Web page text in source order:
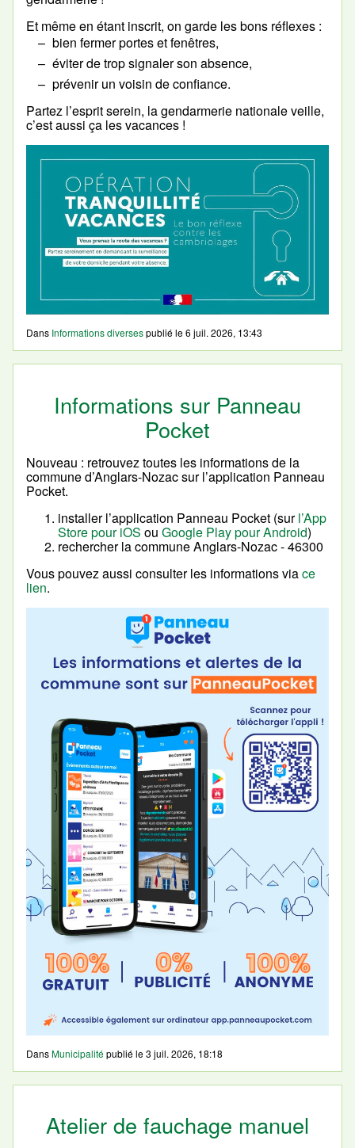
Et même en étant inscrit, on garde les bons réflexes :
bien fermer portes et fenêtres,
éviter de trop signaler son absence,
prévenir un voisin de confiance.
Partez l’esprit serein, la gendarmerie nationale veille,
c’est aussi ça les vacances !
Dans Informations diversespublié le6 juil. 2026, 13:43
Informations sur Panneau
Pocket
Nouveau : retrouvez toutes les informations de la
commune d’Anglars-Nozac sur l’application Panneau
Pocket.
installer l’application Panneau Pocket (surl’App
Store pour iOS ou Google Play pour Android)
rechercher la commune Anglars-Nozac - 46300
Vous pouvez aussi consulter les informations viace
lien.
DansMunicipalitépublié le3 juil. 2026, 18:18
Atelier de fauchage manuel